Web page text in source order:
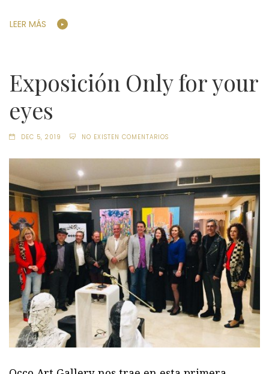
LEER MÁS
Exposición Only for your
eyes
DEC 5, 2019 NO EXISTEN COMENTARIOS